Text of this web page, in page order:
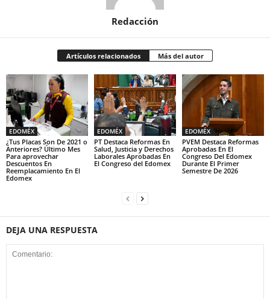
Redacción
Artículos relacionados Más del autor
EDOMÉX
¿Tus Placas Son De 2021 o
Anteriores? Último Mes
Para aprovechar
Descuentos En
Reemplacamiento En El
Edomex
EDOMÉX
PT Destaca Reformas En
Salud, Justicia y Derechos
Laborales Aprobadas En
El Congreso del Edomex
EDOMÉX
PVEM Destaca Reformas
Aprobadas En El
Congreso Del Edomex
Durante El Primer
Semestre De 2026
DEJA UNA RESPUESTA